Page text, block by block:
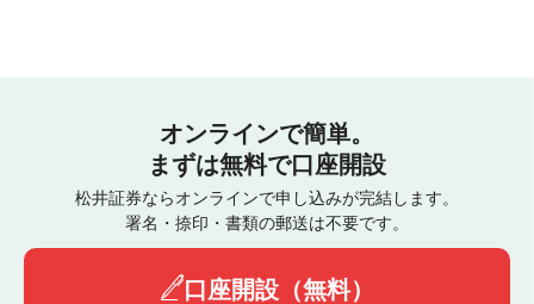
オンラインで簡単。
まずは無料で口座開設
松井証券ならオンラインで申し込みが完結します。
署名・捺印・書類の郵送は不要です。
口座開設（無料）